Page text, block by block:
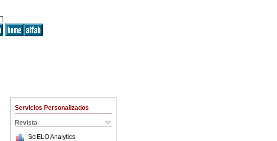
Servicios Personalizados
Revista
SciELO Analytics